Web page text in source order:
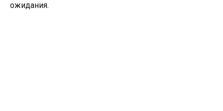
ожидания.